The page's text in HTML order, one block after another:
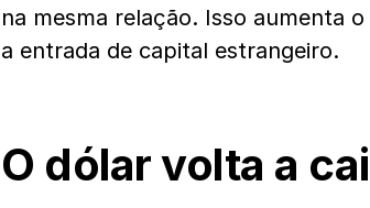
na mesma relação. Isso aumenta
a entrada de capital estrangeiro.
O dólar volta a